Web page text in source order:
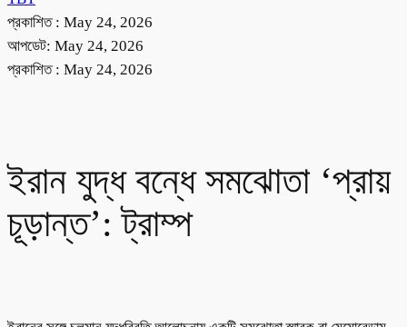
প্রকাশিত : May 24, 2026
আপডেট: May 24, 2026
প্রকাশিত : May 24, 2026
ইরান যুদ্ধ বন্ধে সমঝোতা ‘প্রায়
চূড়ান্ত’: ট্রাম্প